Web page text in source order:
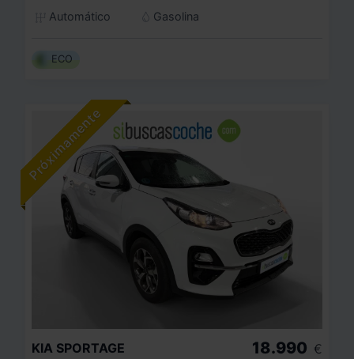
Automático
Gasolina
ECO
KIA SPORTAGE
18.990 €